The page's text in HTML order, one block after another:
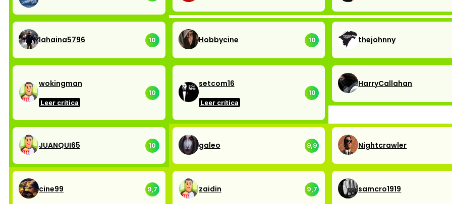
lahaina5796 10 Hobbycine 10 thejohnny
wokingman
Leer crítica
10
setcom16
Leer crítica
10
HarryCallahan
JUANQUI65 10 galeo 9,9 Nightcrawler
cine99 9,7 zaidin 9,7 samcro1919